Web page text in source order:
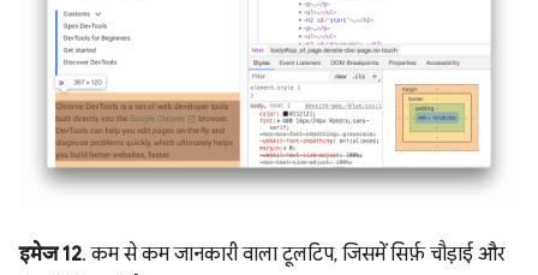
इमेज 12. कम से कम जानकारी वाला टूलटिप, जिसमें सिर्फ़ चौड़ाई और